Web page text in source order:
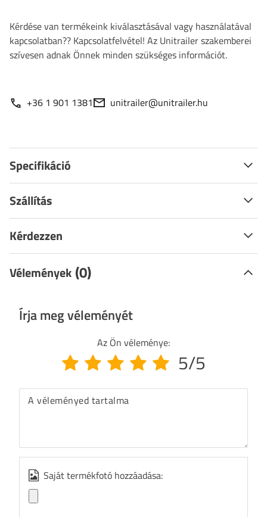
Kérdése van termékeink kiválasztásával vagy használatával
kapcsolatban?? Kapcsolatfelvétel! Az Unitrailer szakemberei
szívesen adnak Önnek minden szükséges információt.
+36 1 901 1381 unitrailer@unitrailer.hu
Specifikáció
Szállítás
Kérdezzen
Vélemények (0)
Írja meg véleményét
Az Ön véleménye:
5/5
A véleményed tartalma
Saját termékfotó hozzáadása: